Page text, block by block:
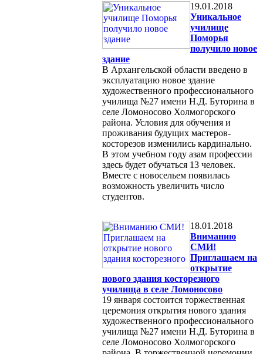
19.01.2018
Уникальное
училище
Поморья
получило новое
здание
В Архангельской области введено в
эксплуатацию новое здание
художественного профессионального
училища №27 имени Н.Д. Буторина в
селе Ломоносово Холмогорского
района. Условия для обучения и
проживания будущих мастеров-
косторезов изменились кардинально.
В этом учебном году азам профессии
здесь будет обучаться 13 человек.
Вместе с новосельем появилась
возможность увеличить число
студентов.
18.01.2018
Вниманию
СМИ!
Приглашаем на
открытие
нового здания косторезного
училища в селе Ломоносово
19 января состоится торжественная
церемония открытия нового здания
художественного профессионального
училища №27 имени Н.Д. Буторина в
селе Ломоносово Холмогорского